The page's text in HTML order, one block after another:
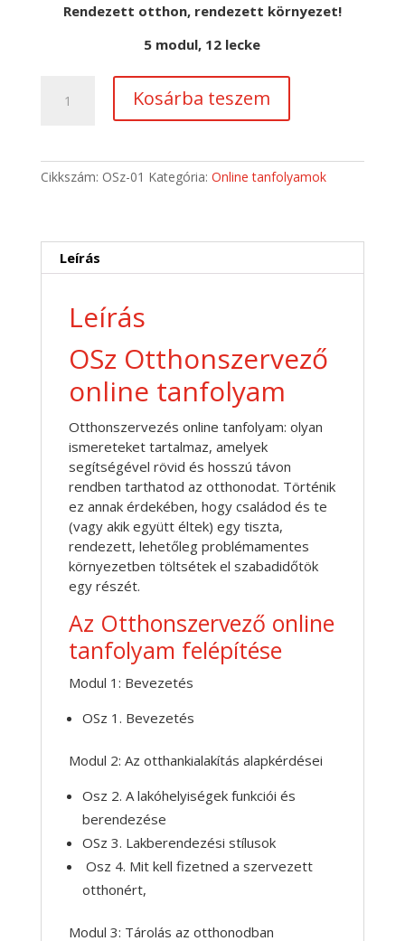
Rendezett otthon, rendezett környezet!
5 modul, 12 lecke
Otthonszervező
online
Kosárba teszem
Cikkszám: OSz-01 Kategória: Online tanfolyamok
Leírás
Leírás
OSz Otthonszervező
online tanfolyam
Otthonszervezés online tanfolyam: olyan
ismereteket tartalmaz, amelyek
segítségével rövid és hosszú távon
rendben tarthatod az otthonodat. Történik
ez annak érdekében, hogy családod és te
(vagy akik együtt éltek) egy tiszta,
rendezett, lehetőleg problémamentes
környezetben töltsétek el szabadidőtök
egy részét.
Az Otthonszervező online
tanfolyam felépítése
Modul 1: Bevezetés
OSz 1. Bevezetés
Modul 2: Az otthankialakítás alapkérdései
Osz 2. A lakóhelyiségek funkciói és
berendezése
OSz 3. Lakberendezési stílusok
Osz 4. Mit kell fizetned a szervezett
otthonért,
Modul 3: Tárolás az otthonodban